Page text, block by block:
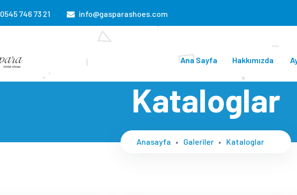
0545 746 73 21 info@gasparashoes.com
Ana Sayfa Hakkımızda
Kataloglar
Anasayfa Galeriler Kataloglar